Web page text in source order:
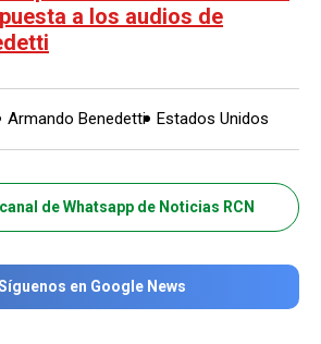
a los audios de
Armando Benedetti Estados Unidos
de Whatsapp de Noticias RCN
en Google News